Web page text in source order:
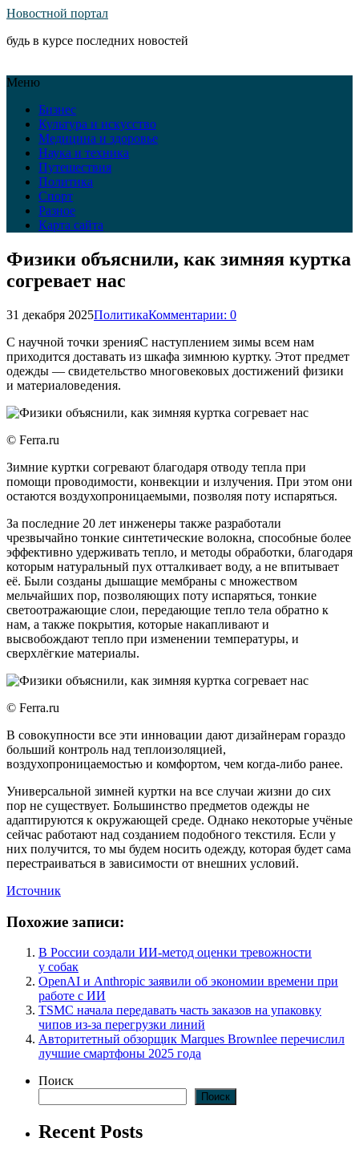
Новостной портал
будь в курсе последних новостей
Меню
Бизнес
Культура и искусство
Медицина и здоровье
Наука и техника
Путешествия
Политика
Спорт
Разное
Карта сайта
Физики объяснили, как зимняя куртка
согревает нас
31 декабря 2025ПолитикаКомментарии: 0
С научной точки зренияС наступлением зимы всем нам
приходится доставать из шкафа зимнюю куртку. Этот предмет
одежды — свидетельство многовековых достижений физики
и материаловедения.
© Ferra.ru
Зимние куртки согревают благодаря отводу тепла при
помощи проводимости, конвекции и излучения. При этом они
остаются воздухопроницаемыми, позволяя поту испаряться.
За последние 20 лет инженеры также разработали
чрезвычайно тонкие синтетические волокна, способные более
эффективно удерживать тепло, и методы обработки, благодаря
которым натуральный пух отталкивает воду, а не впитывает
её. Были созданы дышащие мембраны с множеством
мельчайших пор, позволяющих поту испаряться, тонкие
светоотражающие слои, передающие тепло тела обратно к
нам, а также покрытия, которые накапливают и
высвобождают тепло при изменении температуры, и
сверхлёгкие материалы.
© Ferra.ru
В совокупности все эти инновации дают дизайнерам гораздо
больший контроль над теплоизоляцией,
воздухопроницаемостью и комфортом, чем когда-либо ранее.
Универсальной зимней куртки на все случаи жизни до сих
пор не существует. Большинство предметов одежды не
адаптируются к окружающей среде. Однако некоторые учёные
сейчас работают над созданием подобного текстиля. Если у
них получится, то мы будем носить одежду, которая будет сама
перестраиваться в зависимости от внешних условий.
Источник
Похожие записи:
В России создали ИИ-метод оценки тревожности
у собак
OpenAI и Anthropic заявили об экономии времени при
работе с ИИ
TSMC начала передавать часть заказов на упаковку
чипов из-за перегрузки линий
Авторитетный обзорщик Marques Brownlee перечислил
лучшие смартфоны 2025 года
Поиск
Поиск
Recent Posts